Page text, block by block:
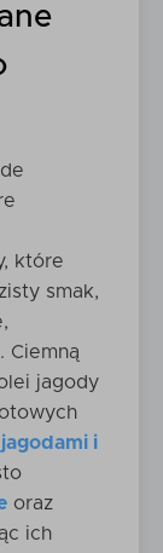
które
smak,
Ciemną
jagody
i
oraz
ich